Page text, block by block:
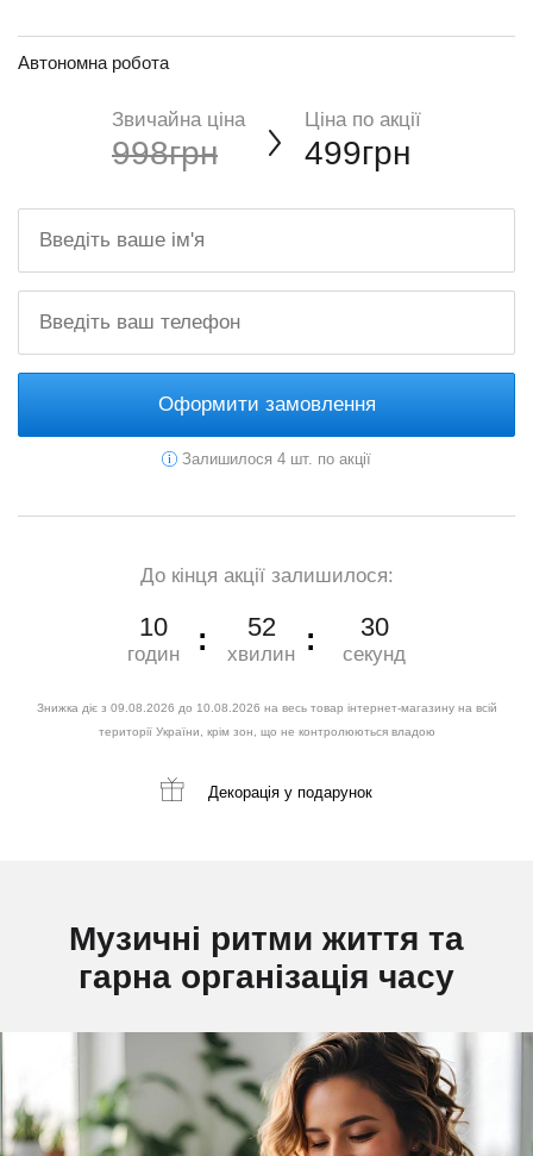
Автономна робота
Звичайна ціна
998грн
Ціна по акції
499грн
Оформити замовлення
Залишилося 4 шт. по акції
До кінця акції залишилося:
10
годин
52
хвилин
28
секунд
Знижка діє з 09.08.2026 до 10.08.2026 на весь товар інтернет-магазину на всій
території України, крім зон, що не контролюються владою
Декорація у подарунок
Музичні ритми життя та
гарна організація часу